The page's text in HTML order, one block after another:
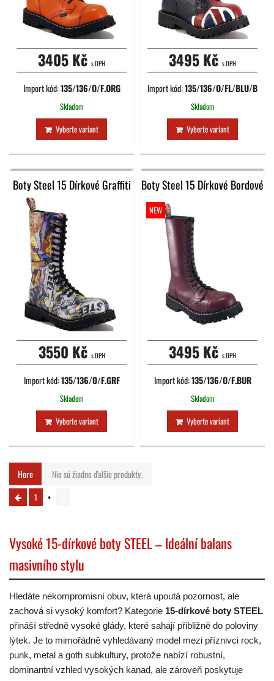
3405 Kč s DPH
Import kód:135/136/O/F.ORG
Skladom
Vyberte variant
3495 Kč s DPH
Import kód:135/136/O/FL/BLU/B
Skladom
Vyberte variant
Boty Steel 15 Dírkové Graffiti
3550 Kč s DPH
Import kód:135/136/O/F.GRF
Skladom
Vyberte variant
Boty Steel 15 Dírkové Bordové
NEW
3495 Kč s DPH
Import kód:135/136/O/F.BUR
Skladom
Vyberte variant
Hore Nie sú žiadne ďalšie produkty.
1
Vysoké 15-dírkové boty STEEL – Ideální balans
masivního stylu
Hledáte nekompromisní obuv, která upoutá pozornost, ale
zachová si vysoký komfort? Kategorie 15-dírkové boty STEEL
přináší středně vysoké glády, které sahají přibližně do poloviny
lýtek. Je to mimořádně vyhledávaný model mezi příznivci rock,
punk, metal a goth subkultury, protože nabízí robustní,
dominantní vzhled vysokých kanad, ale zároveň poskytuje